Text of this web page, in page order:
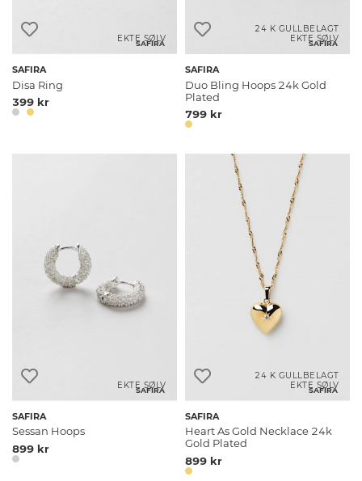
SAFIRA
EKTE SØLV
SAFIRA
Disa Ring
399 kr
SAFIRA
24 K GULLBELAGT
EKTE SØLV
SAFIRA
Duo Bling Hoops 24k Gold
Plated
799 kr
SAFIRA
EKTE SØLV
SAFIRA
Sessan Hoops
899 kr
SAFIRA
24 K GULLBELAGT
EKTE SØLV
SAFIRA
Heart As Gold Necklace 24k
Gold Plated
899 kr